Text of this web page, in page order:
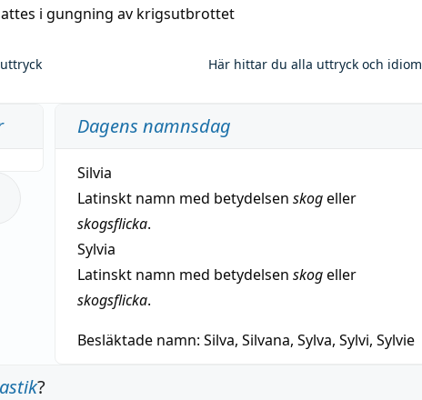
i gungning av krigsutbrottet
Här hittar du alla uttryck och idiom
Dagens namnsdag
Silvia
Latinskt namn med betydelsen skogeller
skogsflicka.
Sylvia
Latinskt namn med betydelsen skogeller
skogsflicka.
Besläktade namn: Silva, Silvana, Sylva, Sylvi, Sylvie
?